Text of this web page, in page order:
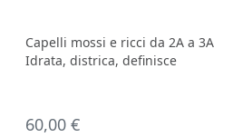
Capelli mossi e ricci da 2A a 3A
Idrata, districa, definisce
60,00 €